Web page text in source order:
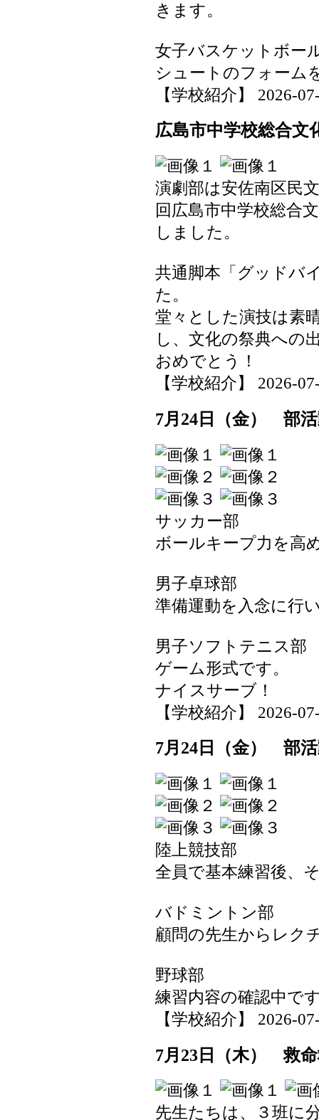
きます。
女子バスケットボー
シュートのフォーム
【学校紹介】 2026-
広島市中学校総合文
演劇部は安佐南区民
回広島市中学校総合
しました。
共通脚本「グッドバ
た。
堂々とした演技は素
し、文化の祭典への
おめでとう！
【学校紹介】 2026-
7月24日（金） 部
サッカー部
ボールキープ力を高
男子卓球部
準備運動を入念に行
男子ソフトテニス部
ゲーム形式です。
ナイスサーブ！
【学校紹介】 2026-
7月24日（金） 部
陸上競技部
全員で基本練習後、
バドミントン部
顧問の先生からレク
野球部
練習内容の確認中で
【学校紹介】 2026-
7月23日（木） 救
先生たちは、３班に